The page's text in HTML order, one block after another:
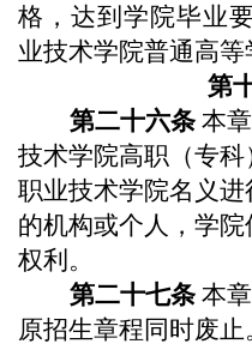
格，达到学院毕业
业技术学院普通高等
第
第二十六条 本
技术学院高职（专
职业技术学院名义进
的机构或个人， 学院
权利。
第二十七条 本
原招生章程同时废